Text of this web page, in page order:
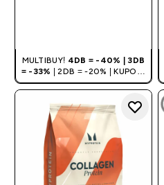
MULTIBUY! 4DB = -40% | 3DB
= -33% | 2DB = -20% | KUPON:
DEALHU